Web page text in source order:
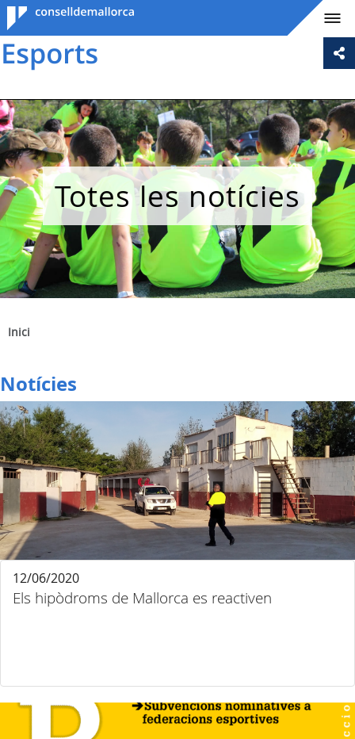
Consell de
Mallorca
Totes les notícies
Inici
Notícies
Els hipòdroms de Mallorca es reactiven
12/06/2020